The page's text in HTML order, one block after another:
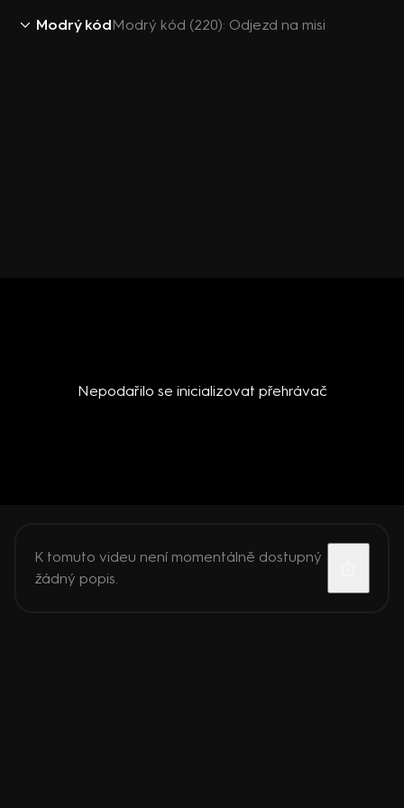
Modrý kódModrý kód (220): Odjezd na misi
Nepodařilo se inicializovat přehrávač
K tomuto videu není momentálně dostupný
žádný popis.